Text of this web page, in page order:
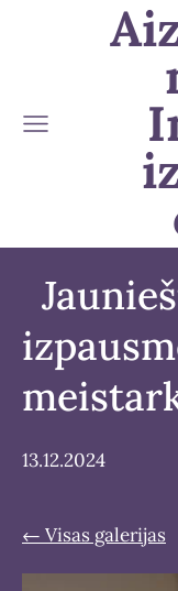
13.12.2024
Visas galerijas